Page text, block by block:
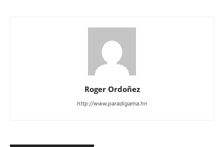
Roger Ordoñez
http://www.paradigama.hn